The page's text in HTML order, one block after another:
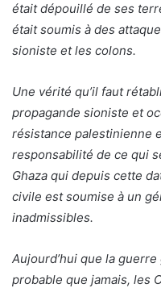
était dépouillé de ses
était soumis à des
sioniste et les colons.
Une vérité qu’il faut
propagande sioniste et
résistance palestinienne
responsabilité de ce qui
Ghaza qui depuis cette
civile est soumise à un
inadmissibles.
Aujourd’hui que la
probable que jamais, les